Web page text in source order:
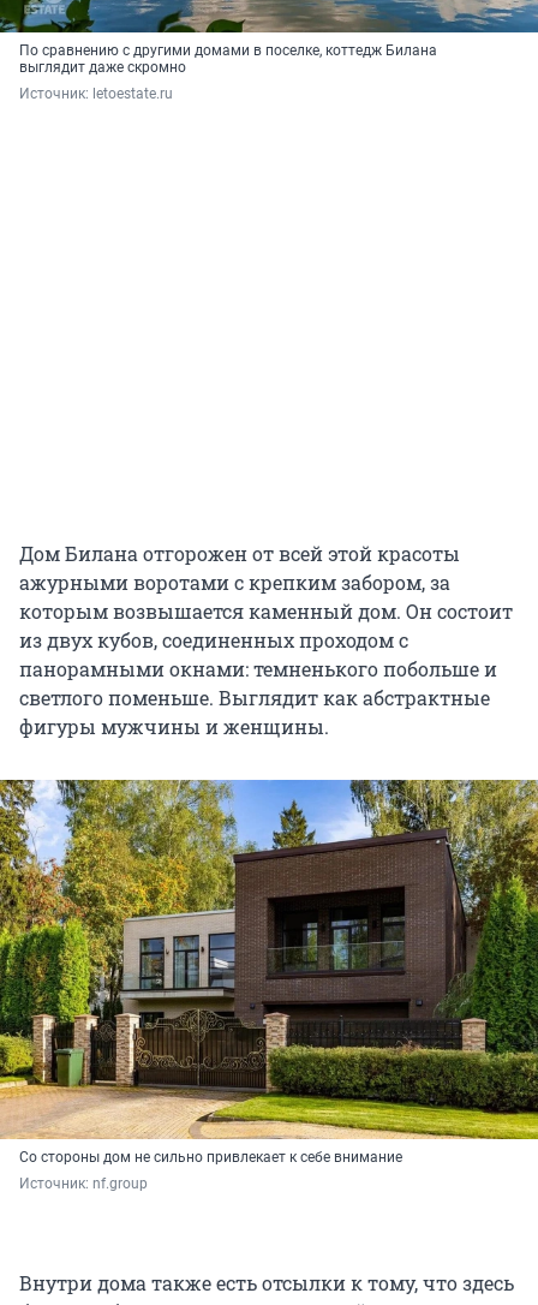
По сравнению с другими домами в поселке, коттедж Билана
выглядит даже скромно
Источник: letoestate.ru
Дом Билана отгорожен от всей этой красоты
ажурными воротами с крепким забором, за
которым возвышается каменный дом. Он состоит
из двух кубов, соединенных проходом с
панорамными окнами: темненького побольше и
светлого поменьше. Выглядит как абстрактные
фигуры мужчины и женщины.
Со стороны дом не сильно привлекает к себе внимание
Источник: nf.group
Внутри дома также есть отсылки к тому, что здесь